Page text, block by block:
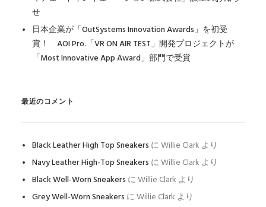
せ
日本企業が「OutSystems Innovation Awards」を初受
賞！ AOI Pro.「VR ON AIR TEST」開発プロジェクトが
「Most Innovative App Award」部門で受賞
最近のコメント
Black Leather High Top Sneakers にWillie Clark より
Navy Leather High-Top Sneakers にWillie Clark より
Black Well-Worn Sneakers にWillie Clark より
Grey Well-Worn Sneakers にWillie Clark より